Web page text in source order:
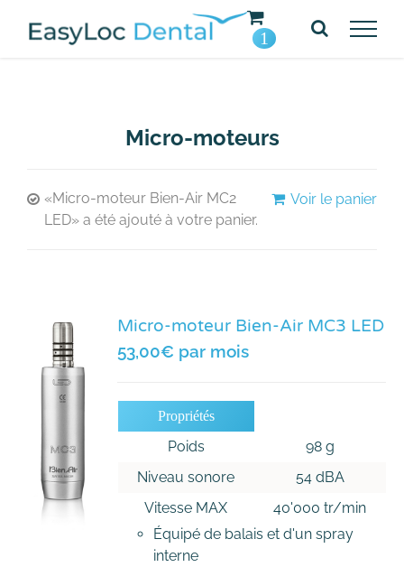
1
Micro-moteurs
Voir le panier
«Micro-moteur Bien-Air MC2
LED» a été ajouté à votre panier.
Micro-moteur Bien-Air MC3 LED
53,00€ par mois
Propriétés
Poids
98 g
Niveau sonore
54 dBA
Vitesse MAX
40'000 tr/min
Équipé de balais et d'un spray
interne